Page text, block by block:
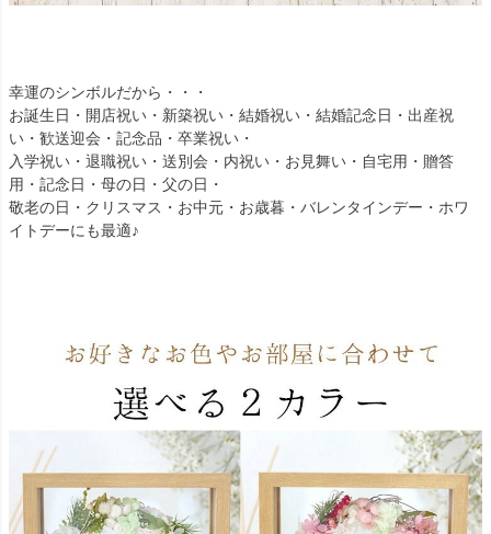
幸運のシンボルだから・・・
お誕生日・開店祝い・新築祝い・結婚祝い・結婚記念日・出産祝
い・歓送迎会・記念品・卒業祝い・
入学祝い・退職祝い・送別会・内祝い・お見舞い・自宅用・贈答
用・記念日・母の日・父の日・
敬老の日・クリスマス・お中元・お歳暮・バレンタインデー・ホワ
イトデーにも最適♪